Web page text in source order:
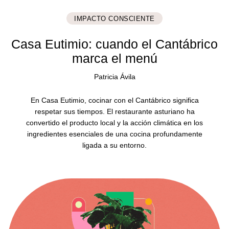
IMPACTO CONSCIENTE
Casa Eutimio: cuando el Cantábrico
marca el menú
Patricia Ávila
En Casa Eutimio, cocinar con el Cantábrico significa
respetar sus tiempos. El restaurante asturiano ha
convertido el producto local y la acción climática en los
ingredientes esenciales de una cocina profundamente
ligada a su entorno.